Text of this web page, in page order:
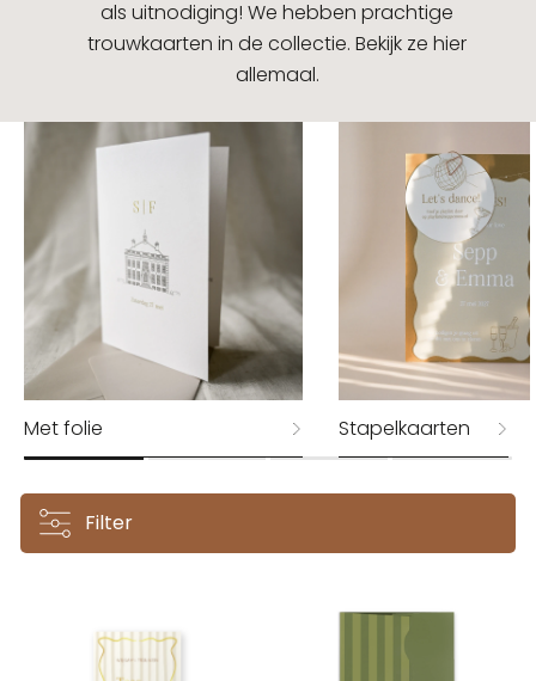
als uitnodiging! We hebben prachtige
trouwkaarten in de collectie. Bekijk ze hier
allemaal.
Met folie Stapelkaarten
Filter